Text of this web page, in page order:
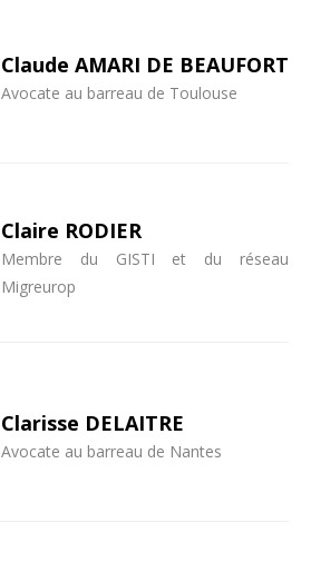
Claude AMARI DE BEAUFORT
Avocate au barreau de Toulouse
Claire RODIER
Membre du GISTI et du réseau
Migreurop
Clarisse DELAITRE
Avocate au barreau de Nantes